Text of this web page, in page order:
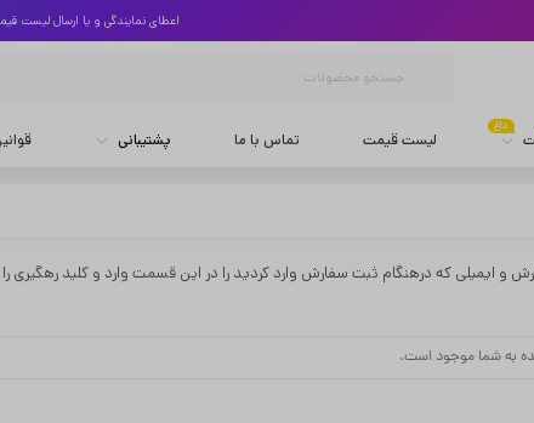
اعطای نمایندگی و یا ارسال لیست
داغ
لیست قیمت تماس با ما پشتیبانی
و ایمیلی که درهنگام ثبت سفارش وارد کردید را در این قسمت وارد و کلید رهگیری